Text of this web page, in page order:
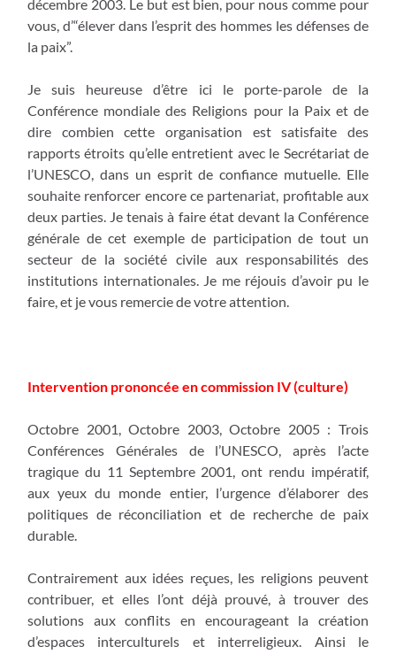
décembre 2003. Le but est bien, pour nous comme pour
vous, d’“élever dans l’esprit des hommes les défenses de
la paix”.
Je suis heureuse d’être ici le porte-parole de la
Conférence mondiale des Religions pour la Paix et de
dire combien cette organisation est satisfaite des
rapports étroits qu’elle entretient avec le Secrétariat de
l’UNESCO, dans un esprit de confiance mutuelle. Elle
souhaite renforcer encore ce partenariat, profitable aux
deux parties. Je tenais à faire état devant la Conférence
générale de cet exemple de participation de tout un
secteur de la société civile aux responsabilités des
institutions internationales. Je me réjouis d’avoir pu le
faire, et je vous remercie de votre attention.
Intervention prononcée en commission IV (culture)
Octobre 2001, Octobre 2003, Octobre 2005 : Trois
Conférences Générales de l’UNESCO, après l’acte
tragique du 11 Septembre 2001, ont rendu impératif,
aux yeux du monde entier, l’urgence d’élaborer des
politiques de réconciliation et de recherche de paix
durable.
Contrairement aux idées reçues, les religions peuvent
contribuer, et elles l’ont déjà prouvé, à trouver des
solutions aux conflits en encourageant la création
d’espaces interculturels et interreligieux. Ainsi le